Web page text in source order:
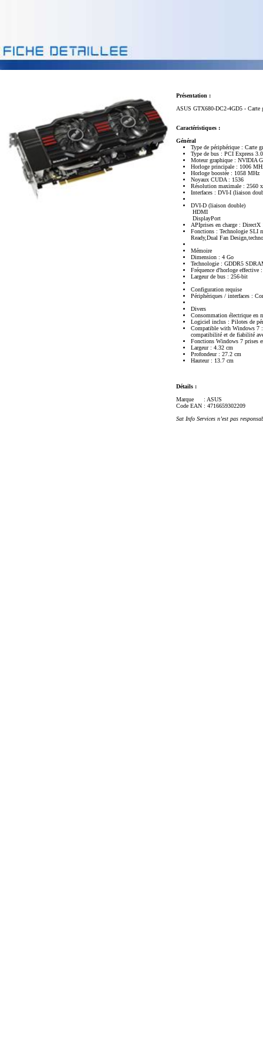
Présentation :
ASUS GTX680-DC2-4GD5 -
Caractéristiques :
Général
Type de périphérique : Carte
Type de bus : PCI Express
Moteur graphique : NVIDIA
Horloge principale : 1006
Horloge boostée : 1058 MHz
Noyaux CUDA : 1536
Résolution maximale : 2560
Interfaces : DVI-I (liaison
DVI-D (liaison double)
HDMI
DisplayPort
APIprises en charge : DirectX
Fonctions : Technologie SLI
Ready,Dual Fan
Mémoire
Dimension : 4 Go
Technologie : GDDR5
Fréquence d'horloge effective
Largeur de bus : 256-bit
Configuration requise
Périphériques / interfaces :
Divers
Consommation électrique en
Logiciel inclus : Pilotes de
Compatible with Windows 7
compatibilité et de fiabilité
Fonctions Windows 7 prises
Largeur : 4.32 cm
Profondeur : 27.2 cm
Hauteur : 13.7 cm
Détails :
Marque
: ASUS
Code EAN : 4716659302209
Sat Info Services n’est pas